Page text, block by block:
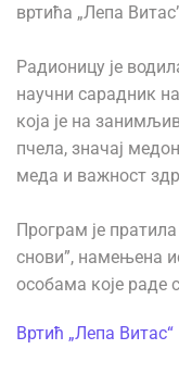
вртића „Лепа
Радионицу је
научни сарадник
која је на
пчела, значај
меда и важност
Програм је
снови”, намењена
особама које раде
Вртић „Лепа Витас“